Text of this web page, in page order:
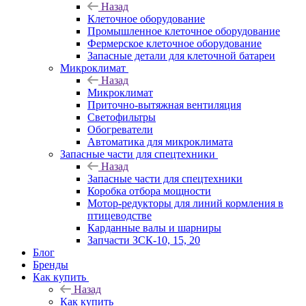
Назад
Клеточное оборудование
Промышленное клеточное оборудование
Фермерское клеточное оборудование
Запасные детали для клеточной батареи
Микроклимат
Назад
Микроклимат
Приточно-вытяжная вентиляция
Светофильтры
Обогреватели
Автоматика для микроклимата
Запасные части для спецтехники
Назад
Запасные части для спецтехники
Коробка отбора мощности
Мотор-редукторы для линий кормления в
птицеводстве
Карданные валы и шарниры
Запчасти ЗСК-10, 15, 20
Блог
Бренды
Как купить
Назад
Как купить